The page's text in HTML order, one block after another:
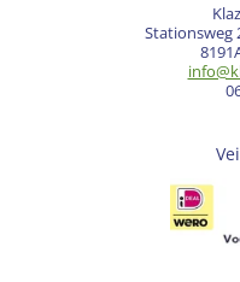
Stationsweg